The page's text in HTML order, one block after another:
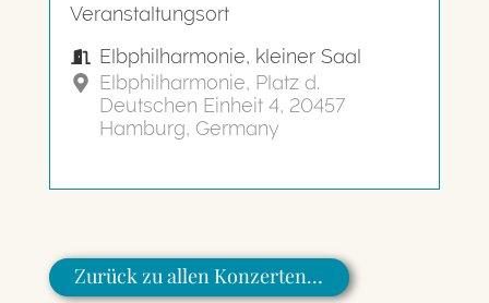
Veranstaltungsort
Elbphilharmonie, kleiner Saal
Elbphilharmonie, Platz d.
Deutschen Einheit 4, 20457
Hamburg, Germany
Zurück zu allen Konzerten…